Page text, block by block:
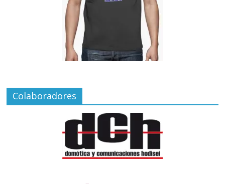
Colaboradores